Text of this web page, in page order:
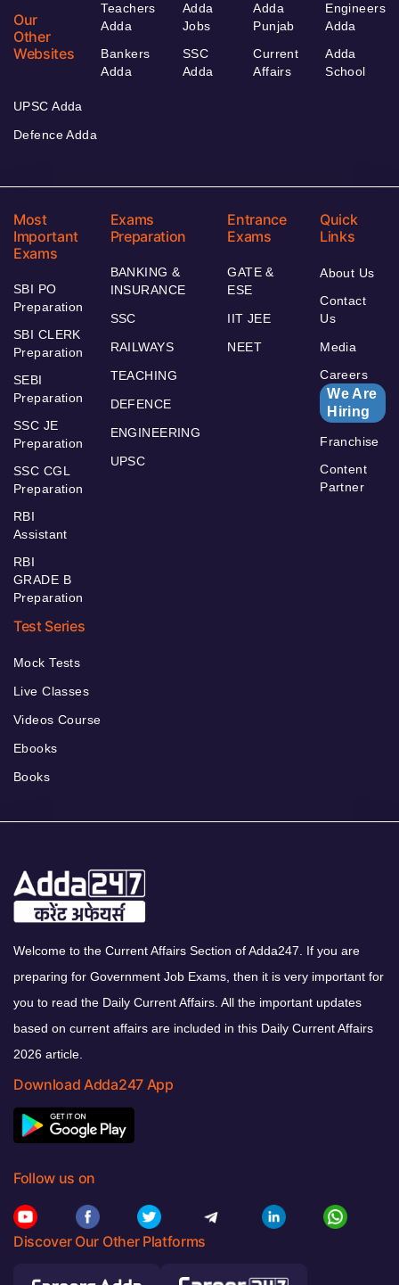
Our
Other
Websites
Teachers
Adda
Bankers
Adda
Adda
Jobs
SSC
Adda
Adda
Punjab
Current
Affairs
Engineers
Adda
Adda
School
UPSC Adda
Defence Adda
Most
Important
Exams
SBI PO
Preparation
SBI CLERK
Preparation
SEBI
Preparation
SSC JE
Preparation
SSC CGL
Preparation
RBI
Assistant
RBI
GRADE B
Preparation
Exams
Preparation
BANKING &
INSURANCE
SSC
RAILWAYS
TEACHING
DEFENCE
ENGINEERING
UPSC
Entrance
Exams
GATE &
ESE
IIT JEE
NEET
Quick
Links
About Us
Contact
Us
Media
Careers
We Are
Hiring
Franchise
Content
Partner
Test Series
Mock Tests
Live Classes
Videos Course
Ebooks
Books
Welcome to the Current Affairs Section of Adda247. If you are
preparing for Government Job Exams, then it is very important for
you to read the Daily Current Affairs. All the important updates
based on current affairs are included in this Daily Current Affairs
2026 article.
Download Adda247 App
Follow us on
Discover Our Other Platforms